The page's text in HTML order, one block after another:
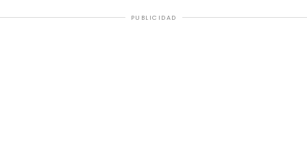
PUBLICIDAD